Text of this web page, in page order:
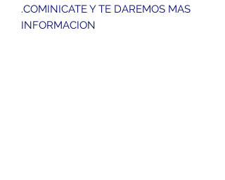
.COMINICATE Y TE DAREMOS MAS
INFORMACION